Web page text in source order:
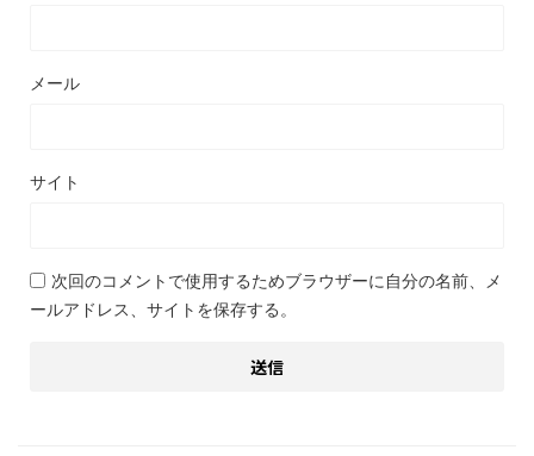
メール
サイト
次回のコメントで使用するためブラウザーに自分の名前、メ
ールアドレス、サイトを保存する。